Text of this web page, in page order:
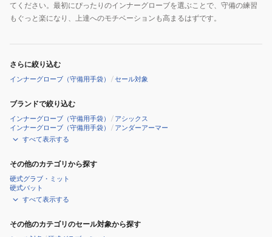
てください。最初にぴったりのインナーグローブを選ぶことで、守備の練習
もぐっと楽になり、上達へのモチベーションも高まるはずです。
さらに絞り込む
インナーグローブ（守備用手袋） /セール対象
ブランドで絞り込む
インナーグローブ（守備用手袋） / アシックス
インナーグローブ（守備用手袋）
/ アンダーアーマー
すべて表示する
その他のカテゴリから探す
硬式グラブ・ミット
硬式バット
すべて表示する
その他のカテゴリのセール対象から探す